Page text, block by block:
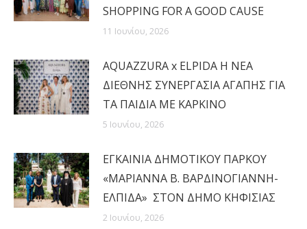
SHOPPING FOR A GOOD CAUSE
11 Ιουνίου, 2026
AQUAZZURA x ELPIDA Η ΝΕΑ
ΔΙΕΘΝΗΣ ΣΥΝΕΡΓΑΣΙΑ ΑΓΑΠΗΣ ΓΙΑ
ΤΑ ΠΑΙΔΙΑ ΜΕ ΚΑΡΚΙΝΟ
5 Ιουνίου, 2026
ΕΓΚΑΙΝΙΑ ΔΗΜΟΤΙΚΟΥ ΠΑΡΚΟΥ
«ΜΑΡΙΑΝΝΑ Β. ΒΑΡΔΙΝΟΓΙΑΝΝΗ-
ΕΛΠΙΔΑ» ΣΤΟΝ ΔΗΜΟ ΚΗΦΙΣΙΑΣ
2 Ιουνίου, 2026